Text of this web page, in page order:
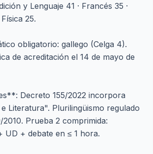
y Lenguaje 41 · Francés 35 ·
25.
obligatorio: gallego (Celga 4).
de acreditación el 14 de mayo de
Decreto 155/2022 incorpora
Literatura". Plurilingüismo regulado
Prueba 2 comprimida:
UD + debate en ≤ 1 hora.